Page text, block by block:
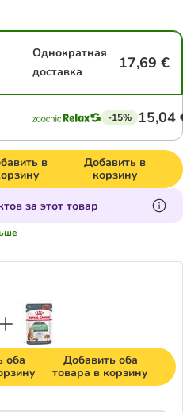
Однократная
доставка
17,69 €
-15% 15,04
в
Добавить в
корзину
за этот товар
оба
Добавить оба
товара в корзину